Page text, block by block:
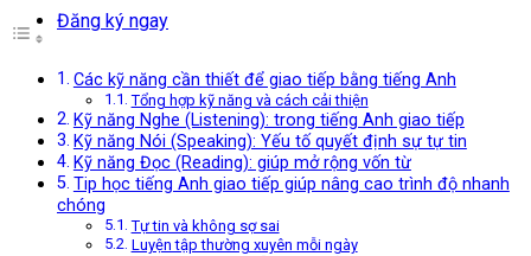
Đăng ký ngay
Các kỹ năng cần thiết để giao tiếp bằng tiếng Anh
Tổng hợp kỹ năng và cách cải thiện
Kỹ năng Nghe (Listening): trong tiếng Anh giao tiếp
Kỹ năng Nói (Speaking): Yếu tố quyết định sự tự tin
Kỹ năng Đọc (Reading): giúp mở rộng vốn từ
Tip học tiếng Anh giao tiếp giúp nâng cao trình độ nhanh
chóng
Tự tin và không sợ sai
Luyện tập thường xuyên mỗi ngày